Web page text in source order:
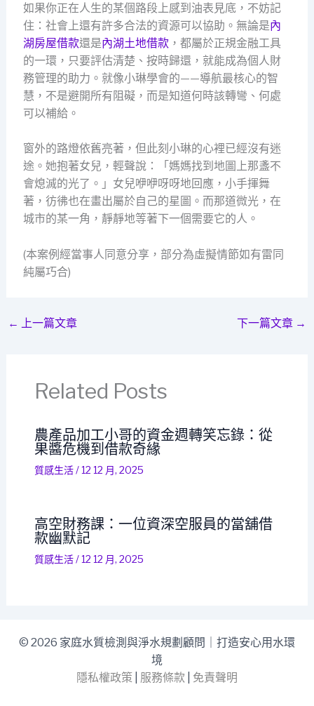
如果你正在人生的某個路段上感到油表見底，不妨記
住：社會上還有許多合法的資源可以協助。無論是內
湖房屋借款還是內湖土地借款，都屬於正規金融工具
的一環，只要評估清楚、按時歸還，就能成為個人財
務管理的助力。就像小琳學會的——導航最核心的智
慧，不是避開所有阻礙，而是知道何時該轉彎、何處
可以補給。
窗外的路燈依舊亮著，但此刻小琳的心裡已經沒有迷
途。她抱著女兒，輕聲說：「媽媽找到地圖上那盞不
會熄滅的光了。」女兒咿咿呀呀地回應，小手揮舞
著，彷彿也在畫出屬於自己的星圖。而那道微光，在
城市的某一角，靜靜地等著下一個需要它的人。
(本案例經當事人同意分享，部分為虛擬情節如有雷同
純屬巧合)
← 上一篇文章 下一篇文章 →
Related Posts
農產品加工小哥的資金週轉笑忘錄：從
果醬危機到借款奇緣
質感生活/12 12 月, 2025
高空財務課：一位資深空服員的當舖借
款幽默記
質感生活/12 12 月, 2025
© 2026 家庭水質檢測與淨水規劃顧問｜打造安心用水環
境
隱私權政策
服務條款 免責聲明